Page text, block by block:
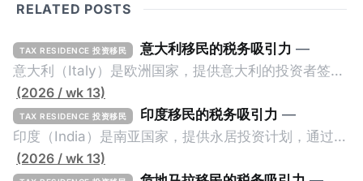
RELATED POSTS
TAX RESIDENCE 投资移民 意大利移民的税务吸引力 —
意大利（Italy）是欧洲国家，提供意大利的投资者签证
计划。申请人必须满足至少以下一项标准才能获得两年
投资者签证： * 投资200万欧元意大利政府债券； * 投
资50万欧元意大利股票； * 投资25万欧元于创新初创
企业；或 * 向意大利公共利益项目捐赠100万欧元。 当
(2026 / wk 13)
TAX RESIDENCE 投资移民 印度移民的税务吸引力 —
印度（India）是南亚国家，提供永居投资计划，通过满
足特定的标准获得居留权。印度的永居投资计划要求申
(2026 / wk 13)